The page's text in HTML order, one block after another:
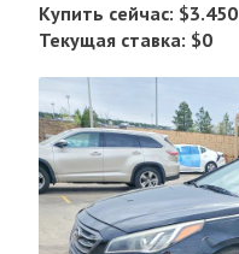
Купить сейчас: $3.450
Текущая ставка: $0